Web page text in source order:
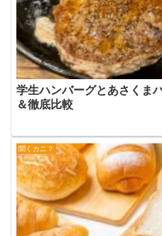
学生ハンバーグとあさくま
＆徹底比較
聞くカニ？